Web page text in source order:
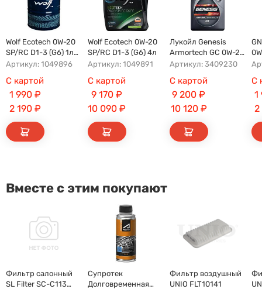
Wolf Ecotech 0W-20
SP/RC D1-3 (G6) 1л
бочковое
Артикул: 1049896
С картой
1 990₽
2 190₽
Wolf Ecotech 0W-20
SP/RC D1-3 (G6) 4л
Артикул: 1049891
С картой
9 170 ₽
10 090 ₽
Лукойл Genesis
Armortech GC 0W-20
4л
Артикул: 3409230
С картой
9 200 ₽
10 120₽
С
1
2
Вместе с этим покупают
Фильтр салонный
SL Filter SC-C113
Супротек
Долговременная
Фильтр воздушный
UNIO FLT10141